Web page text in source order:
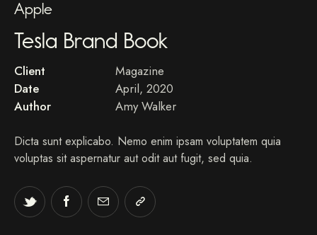
Apple
Tesla Brand Book
Client
Magazine
Date
April, 2020
Author
Amy Walker
Dicta sunt explicabo. Nemo enim ipsam voluptatem quia
voluptas sit aspernatur aut odit aut fugit, sed quia.